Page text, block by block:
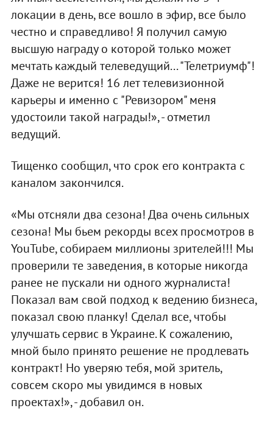
локации в день, все вошло в эфир, все было
честно и справедливо! Я получил самую
высшую награду о которой только может
мечтать каждый телеведущий... "Телетриумф"!
Даже не верится! 16 лет телевизионной
карьеры и именно с "Ревизором" меня
удостоили такой награды!», - отметил
ведущий.
Тищенко сообщил, что срок его контракта с
каналом закончился.
«Мы отсняли два сезона! Два очень сильных
сезона! Мы бьем рекорды всех просмотров в
YouTube, собираем миллионы зрителей!!! Мы
проверили те заведения, в которые никогда
ранее не пускали ни одного журналиста!
Показал вам свой подход к ведению бизнеса,
показал свою планку! Сделал все, чтобы
улучшать сервис в Украине. К сожалению,
мной было принято решение не продлевать
контракт! Но уверяю тебя, мой зритель,
совсем скоро мы увидимся в новых
проектах!», - добавил он.